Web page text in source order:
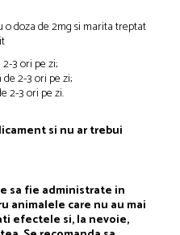
doza de 2mg si marita treptat
3 ori pe zi;
2-3 ori pe zi;
2-3 ori pe zi.
si nu ar trebui
sa fie administrate in
animalele care nu au mai
efectele si, la nevoie,